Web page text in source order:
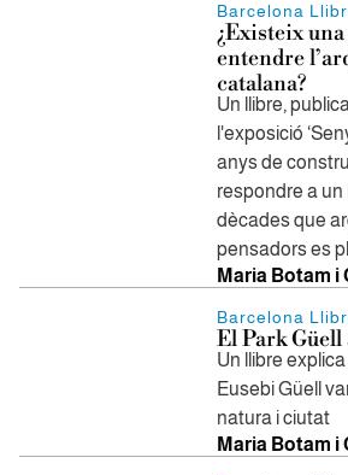
Barcelona
¿Existeix
entendre
catalana?
Un llibre,
l'exposició
anys de
respondre a
dècades que
pensadors es
Maria Botam i
Barcelona
El Park
Un llibre
Eusebi Güell
natura i ciutat
Maria Botam i